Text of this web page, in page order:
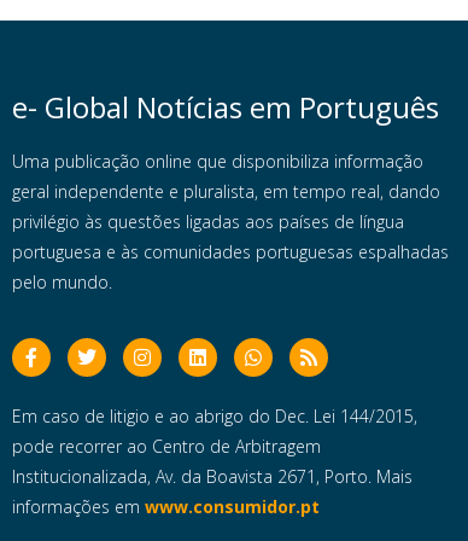
e- Global Notícias em Português
Uma publicação online que disponibiliza informação
geral independente e pluralista, em tempo real, dando
privilégio às questões ligadas aos países de língua
portuguesa e às comunidades portuguesas espalhadas
pelo mundo.
Em caso de litigio e ao abrigo do Dec. Lei 144/2015,
pode recorrer ao Centro de Arbitragem
Institucionalizada, Av. da Boavista 2671, Porto. Mais
informações em www.consumidor.pt